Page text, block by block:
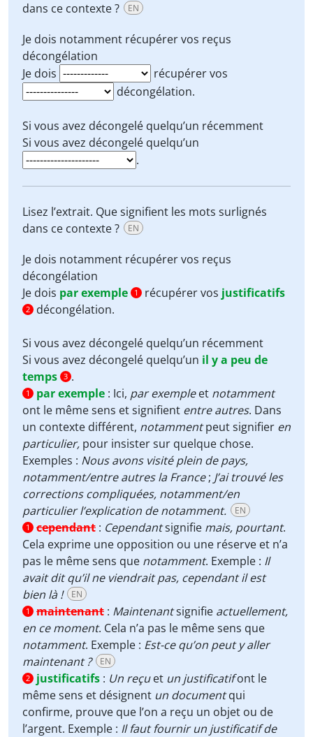
dans ce contexte ?
EN
Je dois notamment récupérer vos reçus
décongélation
Je dois
récupérer vos
décongélation.
Si vous avez décongelé quelqu’un récemment
Si vous avez décongelé quelqu’un
.
Lisez l’extrait. Que signifient les mots surlignés
dans ce contexte ?
EN
Je dois notamment récupérer vos reçus
décongélation
Je dois par exemple 1 récupérer vos justificatifs
2 décongélation.
Si vous avez décongelé quelqu’un récemment
Si vous avez décongelé quelqu’un il y a peu de
temps 3 .
1 par exemple : Ici, par exempleet notamment
ont le même sens et signifient entre autres. Dans
un contexte différent, notammentpeut signifier en
particulier, pour insister sur quelque chose.
Exemples : Nous avons visité plein de pays,
notamment/entre autres la France; J’ai trouvé les
corrections compliquées, notamment/en
particulier l’explication de notamment.
EN
1 cependant : Cependantsignifie mais, pourtant.
Cela exprime une opposition ou une réserve et n’a
pas le même sens que notamment. Exemple : Il
avait dit qu’il ne viendrait pas, cependant il est
bien là !
EN
1 maintenant : Maintenantsignifie actuellement,
en ce moment. Cela n’a pas le même sens que
notamment. Exemple : Est-ce qu’on peut y aller
maintenant ?
EN
2 justificatifs : Un reçuet un justificatifont le
même sens et désignent un documentqui
confirme, prouve que l’on a reçu un objet ou de
l’argent. Exemple : Il faut fournir un justificatif de